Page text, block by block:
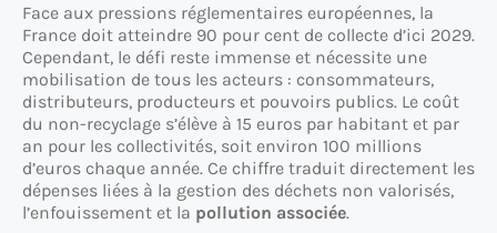
Face aux pressions réglementaires européennes, la
France doit atteindre 90 pour cent de collecte d’ici 2029.
Cependant, le défi reste immense et nécessite une
mobilisation de tous les acteurs : consommateurs,
distributeurs, producteurs et pouvoirs publics. Le coût
du non-recyclage s’élève à 15 euros par habitant et par
an pour les collectivités, soit environ 100 millions
d’euros chaque année. Ce chiffre traduit directement les
dépenses liées à la gestion des déchets non valorisés,
l’enfouissement et la pollution associée.